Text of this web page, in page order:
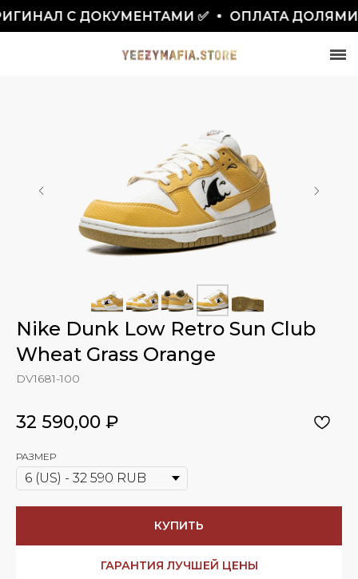
С ДОКУМЕНТАМИ ✅ ОПЛАТА ДОЛЯМИ
СКИДКА 7777₽ ПО ПРОМОКОДУ BLACKFRIDAY
Nike Dunk Low Retro Sun Club
Wheat Grass Orange
DV1681-100
32 590,00 ₽
РАЗМЕР
КУПИТЬ
ГАРАНТИЯ ЛУЧШЕЙ ЦЕНЫ